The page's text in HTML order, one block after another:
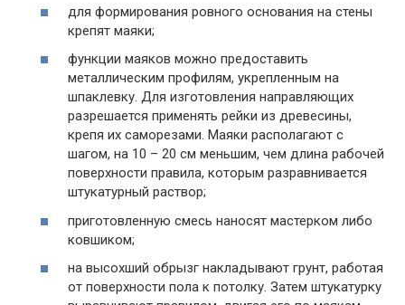
для формирования ровного основания на стены
крепят маяки;
функции маяков можно предоставить
металлическим профилям, укрепленным на
шпаклевку. Для изготовления направляющих
разрешается применять рейки из древесины,
крепя их саморезами. Маяки располагают с
шагом, на 10 – 20 см меньшим, чем длина рабочей
поверхности правила, которым разравнивается
штукатурный раствор;
приготовленную смесь наносят мастерком либо
ковшиком;
на высохший обрызг накладывают грунт, работая
от поверхности пола к потолку. Затем штукатурку